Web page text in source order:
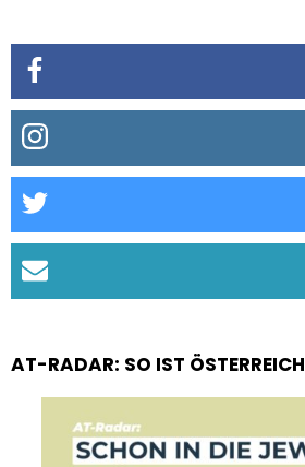
AT-RADAR: SO IST ÖSTERREICH